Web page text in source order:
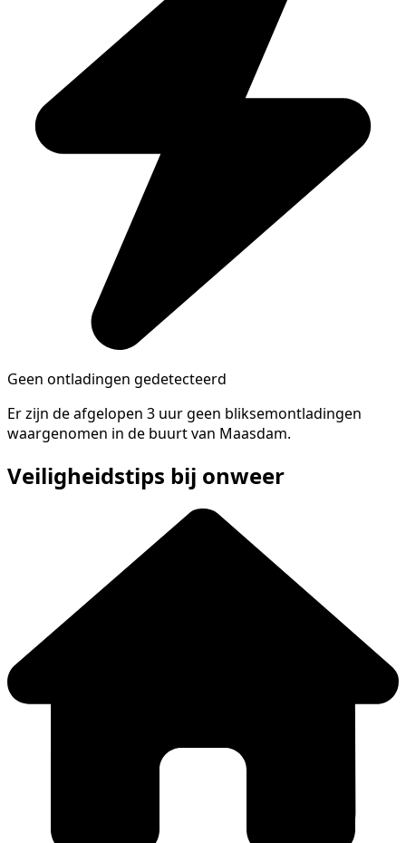
Geen ontladingen gedetecteerd
Er zijn de afgelopen 3 uur geen bliksemontladingen
waargenomen in de buurt van Maasdam.
Veiligheidstips bij onweer